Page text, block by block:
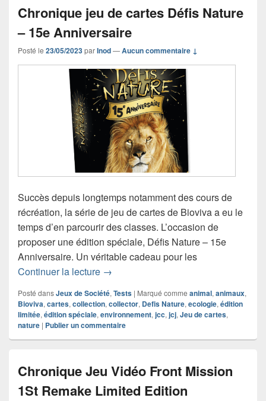
Chronique jeu de cartes Défis Nature
– 15e Anniversaire
Posté le 23/05/2023parInod—Aucun commentaire ↓
Succès depuis longtemps notamment des cours de
récréation, la série de jeu de cartes de Bioviva a eu le
temps d’en parcourir des classes. L’occasion de
proposer une édition spéciale, Défis Nature – 15e
Anniversaire. Un véritable cadeau pour les
Continuer la lecture Chronique jeu de cartes Défis Nature
→
Posté dansJeux de Société,Tests | Marqué comme animal,animaux,
Bioviva,cartes,collection,collector, Defis Nature,ecologie,édition
limitée,édition spéciale,environnement,jcc,jcj,Jeu de cartes,
nature | Publier un commentaire
Chronique Jeu Vidéo Front Mission
1St Remake Limited Edition